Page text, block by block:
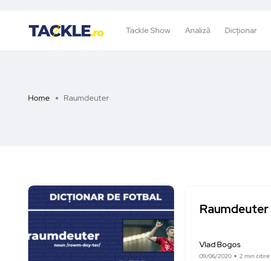
Tackle Show Analiză Dicționar
Home Raumdeuter
Raumdeuter
Vlad Bogos
09/06/2020 2 min citire